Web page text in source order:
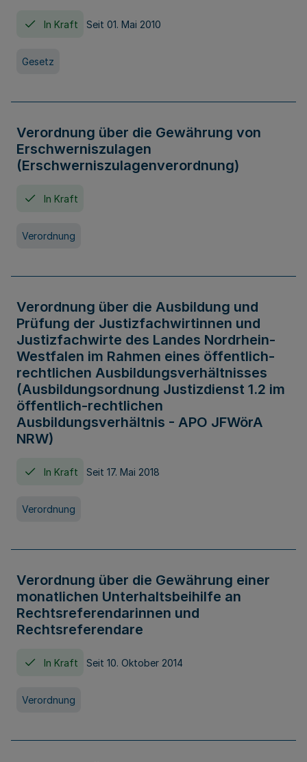
In Kraft Seit 01. Mai 2010
Gesetz
Verordnung über die Gewährung von
Erschwerniszulagen
(Erschwerniszulagenverordnung)
In Kraft
Verordnung
Verordnung über die Ausbildung und
Prüfung der Justizfachwirtinnen und
Justizfachwirte des Landes Nordrhein-
Westfalen im Rahmen eines öffentlich-
rechtlichen Ausbildungsverhältnisses
(Ausbildungsordnung Justizdienst 1.2 im
öffentlich-rechtlichen
Ausbildungsverhältnis - APO JFWörA
NRW)
In Kraft Seit 17. Mai 2018
Verordnung
Verordnung über die Gewährung einer
monatlichen Unterhaltsbeihilfe an
Rechtsreferendarinnen und
Rechtsreferendare
In Kraft Seit 10. Oktober 2014
Verordnung